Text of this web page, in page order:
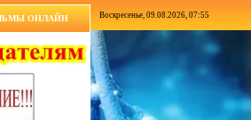
ОНЛАЙН Воскресенье, 09.08.2026, 07:55